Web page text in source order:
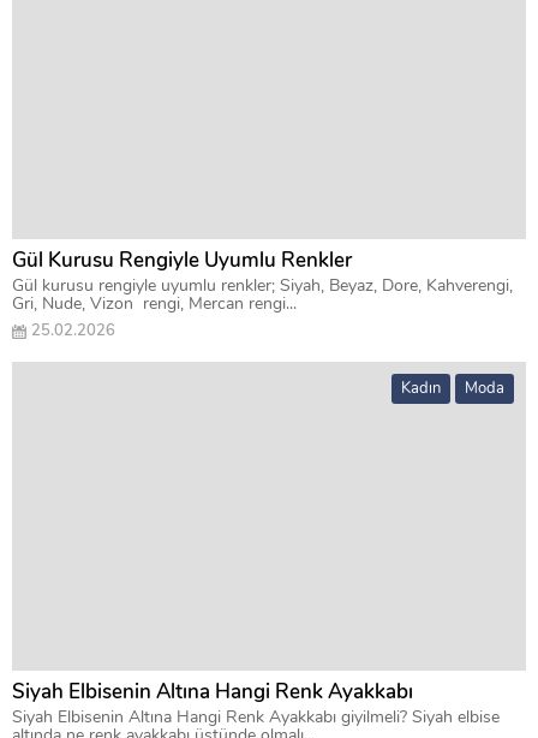
Gül Kurusu Rengiyle Uyumlu Renkler
Gül kurusu rengiyle uyumlu renkler; Siyah, Beyaz, Dore, Kahverengi,
Gri, Nude, Vizon rengi, Mercan rengi...
25.02.2026
Kadın Moda
Siyah Elbisenin Altına Hangi Renk Ayakkabı
Siyah Elbisenin Altına Hangi Renk Ayakkabı giyilmeli? Siyah elbise